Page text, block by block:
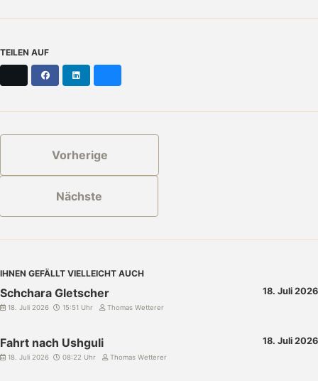
TEILEN AUF
Facebook
Vorherige
Nächste
IHNEN GEFÄLLT VIELLEICHT AUCH
Schchara Gletscher 18. Juli 2026
18. Juli 2026 15:51 Uhr Thomas Wetterer
Fahrt nach Ushguli 18. Juli 2026
18. Juli 2026 08:22 Uhr Thomas Wetterer